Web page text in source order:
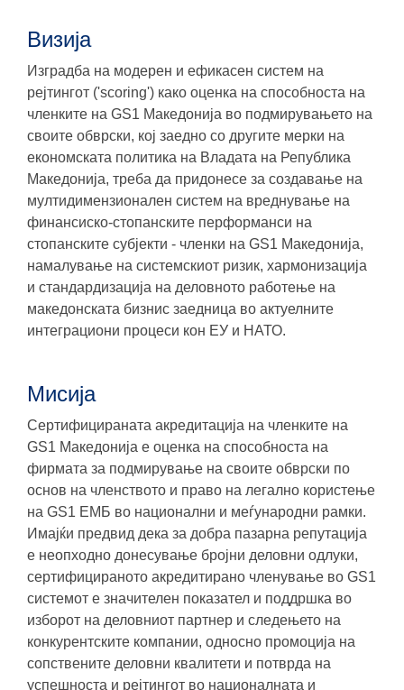
Визија
Изградба на модерен и ефикасен систем на
рејтингот ('scoring') како оценка на способноста на
членките на GS1 Македонија во подмирувањето на
своите обврски, кој заедно со другите мерки на
економската политика на Владата на Република
Македонија, треба да придонесе за создавање на
мултидимензионален систем на вреднување на
финансиско-стопанските перформанси на
стопанските субјекти - членки на GS1 Македонија,
намалување на системскиот ризик, хармонизација
и стандардизација на деловното работење на
македонската бизнис заедница во актуелните
интеграциони процеси кон ЕУ и НАТО.
Мисија
Сертифицираната акредитација на членките на
GS1 Македонија е оценка на способноста на
фирмата за подмирување на своите обврски по
основ на членството и право на легално користење
на GS1 ЕМБ во национални и меѓународни рамки.
Имајќи предвид дека за добра пазарна репутација
е неопходно донесување бројни деловни одлуки,
сертифицираното акредитирано членување во GS1
системот е значителен показател и поддршка во
изборот на деловниот партнер и следењето на
конкурентските компании, односно промоција на
сопствените деловни квалитети и потврда на
успешноста и рејтингот во националната и